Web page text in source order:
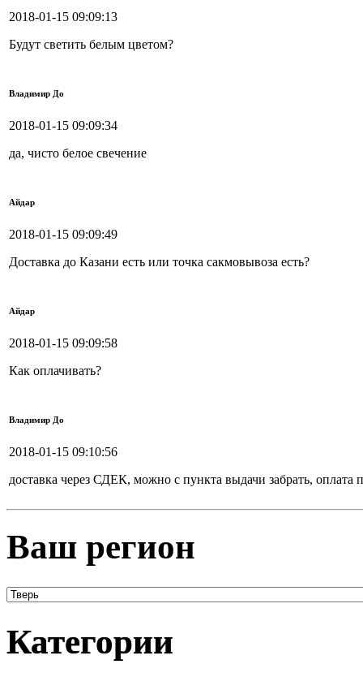
2018-01-15 09:09:13
Будут светить белым цветом?
Владимир До
2018-01-15 09:09:34
да, чисто белое свечение
Айдар
2018-01-15 09:09:49
Доставка до Казани есть или точка сакмовывоза есть?
Айдар
2018-01-15 09:09:58
Как оплачивать?
Владимир До
2018-01-15 09:10:56
доставка через СДЕК, можно с пункта выдачи забрать, оплата
Ваш регион
Категории